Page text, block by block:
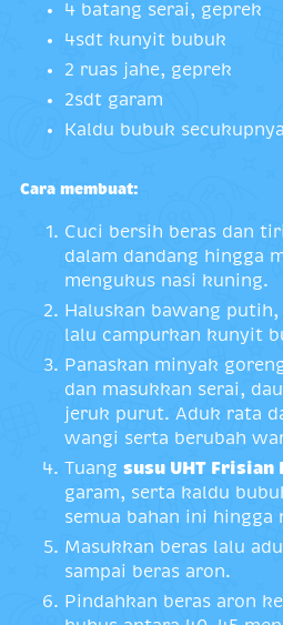
4 batang serai, geprek
4sdt kunyit bubuk
2 ruas jahe, geprek
2sdt garam
Kaldu bubuk
Cara membuat:
Cuci bersih beras dan
dalam dandang hingga
mengukus nasi kuning.
Haluskan bawang
lalu campurkan kunyit
Panaskan minyak
dan masukkan serai,
jeruk purut. Aduk rata
wangi serta berubah
Tuang susu UHT Frisian
garam, serta kaldu
semua bahan ini hingga
Masukkan beras lalu
sampai beras aron.
Pindahkan beras aron